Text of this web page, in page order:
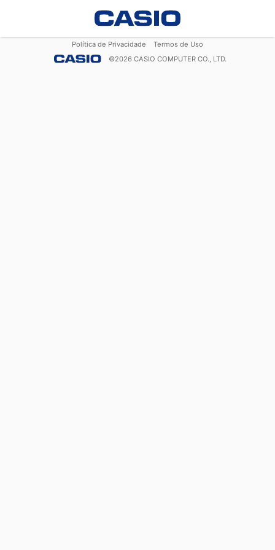
Política de Privacidade
Termos de Uso
©2026 CASIO COMPUTER CO., LTD.